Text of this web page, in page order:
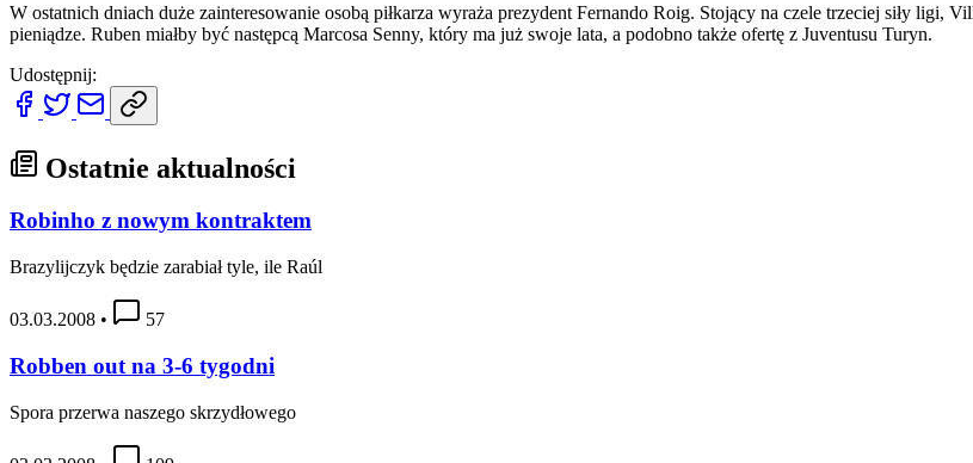
W ostatnich dniach duże zainteresowanie osobą piłkarza wyraża prezydent Fernando Roig. Stojący na czele trzeciej siły ligi,
pieniądze. Ruben miałby być następcą Marcosa Senny, który ma już swoje lata, a podobno także ofertę z Juventusu Turyn.
Udostępnij:
Ostatnie aktualności
Robinho z nowym kontraktem
Brazylijczyk będzie zarabiał tyle, ile Raúl
03.03.2008 • 57
Robben out na 3-6 tygodni
Spora przerwa naszego skrzydłowego